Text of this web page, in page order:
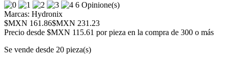
6 Opinione(s)
Marcas: Hydronix
$MXN 161.86$MXN 231.23
Precio desde $MXN 115.61 por pieza en la compra de 300 o más
Se vende desde 20 pieza(s)